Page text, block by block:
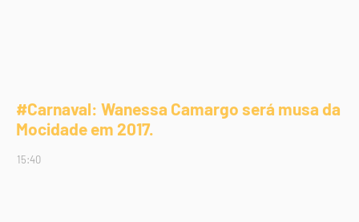
#Carnaval: Wanessa Camargo será musa da
Mocidade em 2017.
15:40